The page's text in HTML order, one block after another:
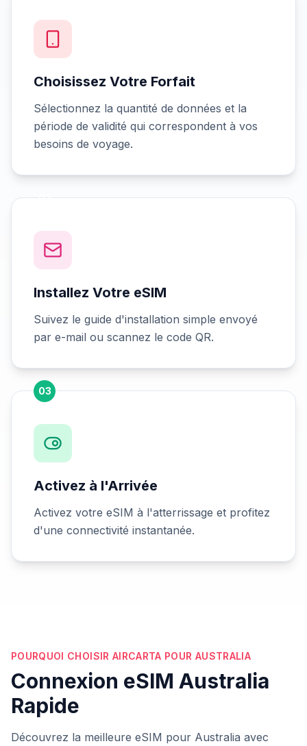
Choisissez Votre Forfait
Sélectionnez la quantité de données et la
période de validité qui correspondent à vos
besoins de voyage.
02
Installez Votre eSIM
Suivez le guide d'installation simple envoyé
par e-mail ou scannez le code QR.
03
Activez à l'Arrivée
Activez votre eSIM à l'atterrissage et profitez
d'une connectivité instantanée.
POURQUOI CHOISIR AIRCARTA POUR AUSTRALIA
Connexion eSIM Australia
Rapide
Découvrez la meilleure eSIM pour Australia avec